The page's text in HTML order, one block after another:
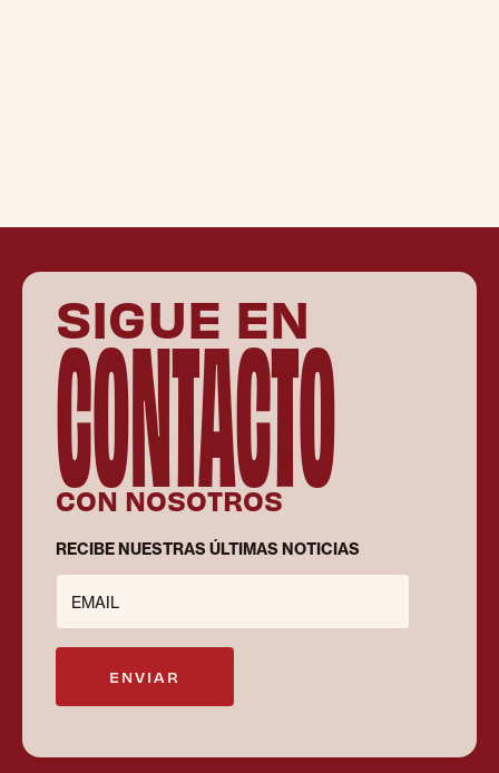
SIGUE EN
CONTACTO
CON NOSOTROS
RECIBE NUESTRAS ÚLTIMAS NOTICIAS
EMAIL
ENVIAR